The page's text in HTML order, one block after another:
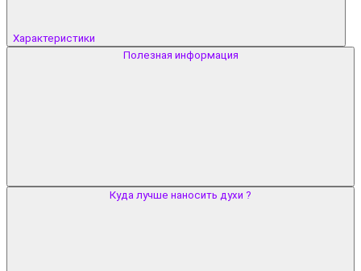
Характеристики
Полезная информация
Куда лучше наносить духи ?